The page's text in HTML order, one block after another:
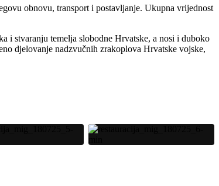
obnovu, transport i postavljanje. Ukupna vrijednost
i stvaranju temelja slobodne Hrvatske, a nosi i duboko
djelovanje nadzvučnih zrakoplova Hrvatske vojske,